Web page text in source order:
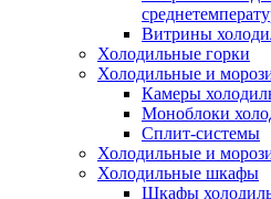
Витрины
Холодильные горки
Холодильные и
Камеры
Моноблоки
Сплит-системы
Холодильные и
Холодильные шкафы
Шкафы